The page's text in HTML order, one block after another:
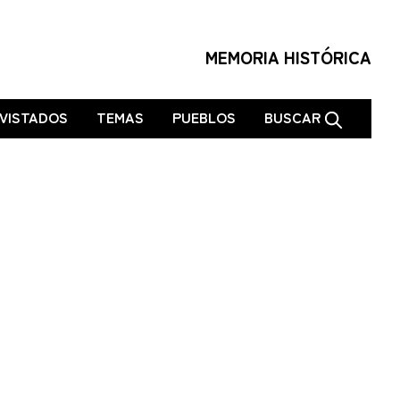
MEMORIA HISTÓRICA
TEMAS PUEBLOS BUSCAR